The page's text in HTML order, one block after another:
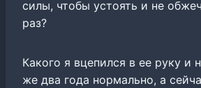
силы, чтобы устоять и не
раз?
Какого я вцепился в ее руку и
же два года нормально, а